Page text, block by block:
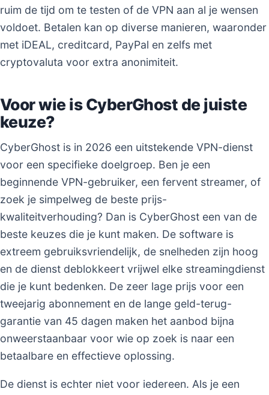
ruim de tijd om te testen of de VPN aan al je wensen
voldoet. Betalen kan op diverse manieren, waaronder
met iDEAL, creditcard, PayPal en zelfs met
cryptovaluta voor extra anonimiteit.
Voor wie is CyberGhost de juiste
keuze?
CyberGhost is in 2026 een uitstekende VPN-dienst
voor een specifieke doelgroep. Ben je een
beginnende VPN-gebruiker, een fervent streamer, of
zoek je simpelweg de beste prijs-
kwaliteitverhouding? Dan is CyberGhost een van de
beste keuzes die je kunt maken. De software is
extreem gebruiksvriendelijk, de snelheden zijn hoog
en de dienst deblokkeert vrijwel elke streamingdienst
die je kunt bedenken. De zeer lage prijs voor een
tweejarig abonnement en de lange geld-terug-
garantie van 45 dagen maken het aanbod bijna
onweerstaanbaar voor wie op zoek is naar een
betaalbare en effectieve oplossing.
De dienst is echter niet voor iedereen. Als je een